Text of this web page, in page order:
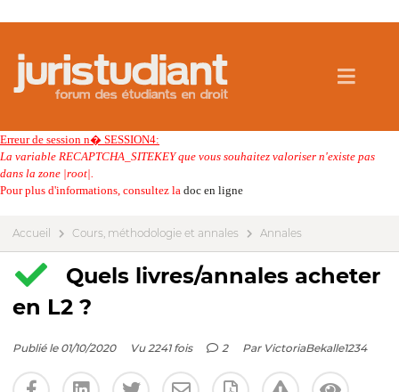
Erreur de session n� SESSION4:
La variable RECAPTCHA_SITEKEY que vous souhaitez valoriser n'existe pas
dans la zone |root|.
Pour plus d'informations, consultez la doc en ligne
Accueil Cours, méthodologie et annales Annales
Quels livres/annales acheter
en L2 ?
Publié le 01/10/2020 Vu 2241 fois 2 Par VictoriaBekalle1234